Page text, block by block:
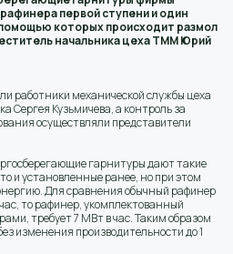
первой ступени и один
которых происходит размол
начальника цеха ТММ Юрий
работники механической службы цеха
Сергея Кузьмичева, а контроль за
осуществляли представители
гарнитуры дают такие
и установленные ранее, но при этом
Для сравнения обычный рафинер
то рафинер, укомплектованный
требует 7 МВт в час. Таким образом
изменения производительности до 1